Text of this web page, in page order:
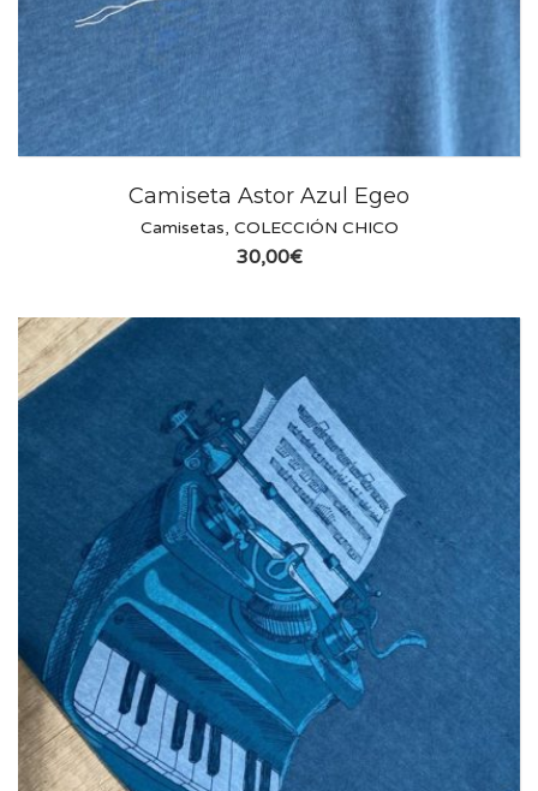
Camiseta Astor Azul Egeo
Camisetas, COLECCIÓN CHICO
30,00€